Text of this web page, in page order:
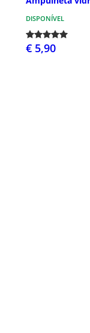
DISPONÍVEL
€ 5,90